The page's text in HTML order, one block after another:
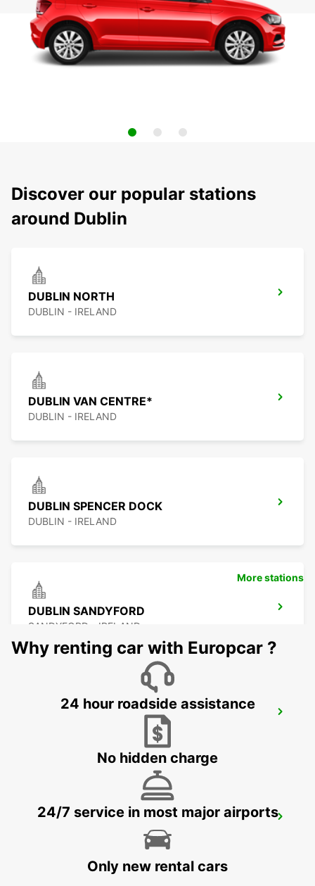
Discover our popular stations
around Dublin
DUBLIN NORTH
DUBLIN - IRELAND
DUBLIN VAN CENTRE*
DUBLIN - IRELAND
DUBLIN SPENCER DOCK
DUBLIN - IRELAND
DUBLIN SANDYFORD
SANDYFORD - IRELAND
DROGHEDA
More stations
Why renting car with Europcar ?
24 hour roadside assistance
No hidden charge
24/7 service in most major airports
Only new rental cars